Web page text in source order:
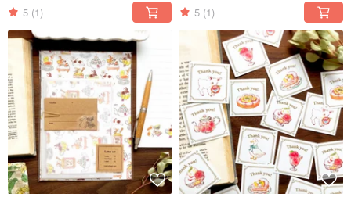
5 (1) 5 (1)